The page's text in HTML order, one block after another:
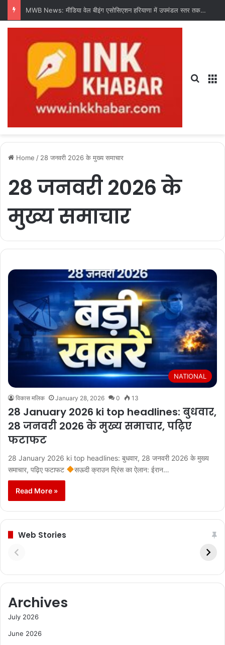
MWB News: मीडिया वेल बीइंग एसोसिएशन हरियाणा में उपमंडल स्तर तक संगठन का करेगी विस्तार : चंद्र शेखर धरणी
Home / 28 जनवरी 2026 के मुख्य समाचार
28 जनवरी 2026 के
मुख्य समाचार
NATIONAL
विकास मलिक January 28, 2026 0 13
28 January 2026 ki top headlines: बुधवार,
28 जनवरी 2026 के मुख्य समाचार, पढ़िए
फटाफट
28 January 2026 ki top headlines: बुधवार, 28 जनवरी 2026 के मुख्य
समाचार, पढ़िए फटाफट
सऊदी क्राउन प्रिंस का ऐलान: ईरान…
Read More »
Web Stories
Archives
July 2026
June 2026